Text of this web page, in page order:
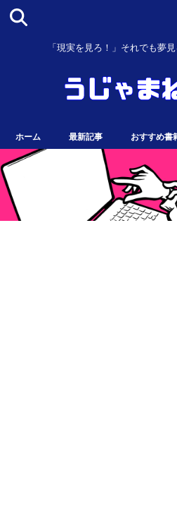
「現実を見ろ！」それでも夢
ホーム 最新記事 おすすめ書